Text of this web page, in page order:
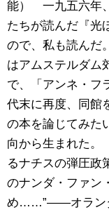
能） 一九五六年
たちが読んだ『
ので、私も読んだ
はアムステルダム
で、「アンネ・フ
代末に再度、同館
の本を論じてみた
向から生まれた
るナチスの弾圧政
のナンダ・ファン
め……”――オラン